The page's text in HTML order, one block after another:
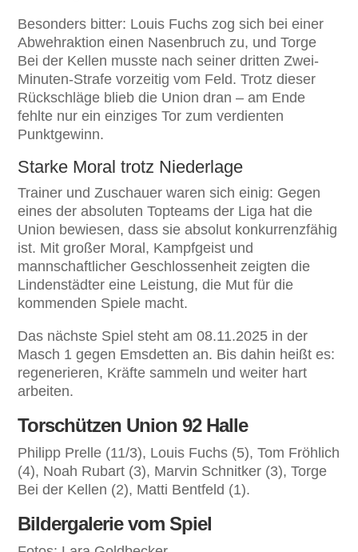
Besonders bitter: Louis Fuchs zog sich bei einer
Abwehraktion einen Nasenbruch zu, und Torge
Bei der Kellen musste nach seiner dritten Zwei-
Minuten-Strafe vorzeitig vom Feld. Trotz dieser
Rückschläge blieb die Union dran – am Ende
fehlte nur ein einziges Tor zum verdienten
Punktgewinn.
Starke Moral trotz Niederlage
Trainer und Zuschauer waren sich einig: Gegen
eines der absoluten Topteams der Liga hat die
Union bewiesen, dass sie absolut konkurrenzfähig
ist. Mit großer Moral, Kampfgeist und
mannschaftlicher Geschlossenheit zeigten die
Lindenstädter eine Leistung, die Mut für die
kommenden Spiele macht.
Das nächste Spiel steht am 08.11.2025 in der
Masch 1 gegen Emsdetten an. Bis dahin heißt es:
regenerieren, Kräfte sammeln und weiter hart
arbeiten.
Torschützen Union 92 Halle
Philipp Prelle (11/3), Louis Fuchs (5), Tom Fröhlich
(4), Noah Rubart (3), Marvin Schnitker (3), Torge
Bei der Kellen (2), Matti Bentfeld (1).
Bildergalerie vom Spiel